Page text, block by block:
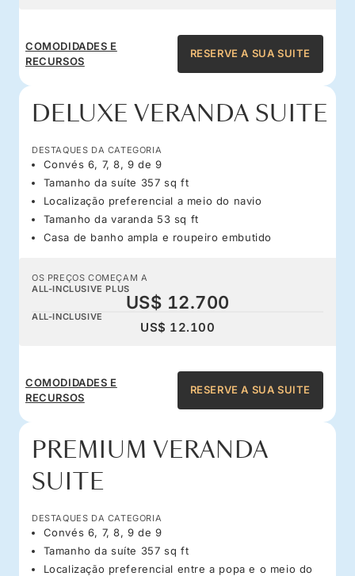
COMODIDADES E
RECURSOS
RESERVE A SUA SUITE
DELUXE VERANDA SUITE
DESTAQUES DA CATEGORIA
Convés 6, 7, 8, 9 de 9
Tamanho da suíte 357 sq ft
Localização preferencial a meio do navio
Tamanho da varanda 53 sq ft
Casa de banho ampla e roupeiro embutido
OS PREÇOS COMEÇAM A
ALL-INCLUSIVE PLUS
US$ 12.700
ALL-INCLUSIVE
US$ 12.100
COMODIDADES E
RECURSOS
RESERVE A SUA SUITE
PREMIUM VERANDA
SUITE
DESTAQUES DA CATEGORIA
Convés 6, 7, 8, 9 de 9
Tamanho da suíte 357 sq ft
Localização preferencial entre a popa e o meio do